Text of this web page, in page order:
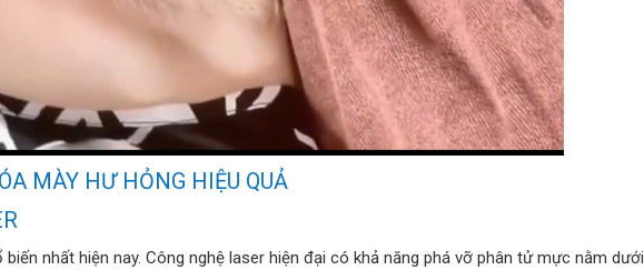
MÀY HƯ HỎNG HIỆU QUẢ
nhất hiện nay. Công nghệ laser hiện đại có khả năng phá vỡ phân tử mực nằm dưới